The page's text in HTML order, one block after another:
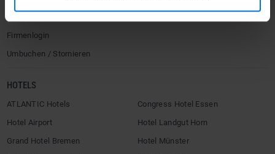
Firmenlogin
Umbuchen / Stornieren
HOTELS
ATLANTIC Hotels
Hotel Airport
Grand Hotel Bremen
Congress Hotel Essen
Hotel Landgut Horn
Hotel Münster